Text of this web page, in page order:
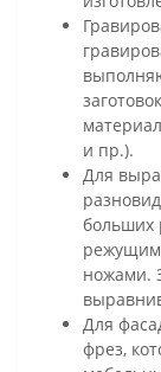
и пр.).
Для
больших
ножами.
Для
фрез,